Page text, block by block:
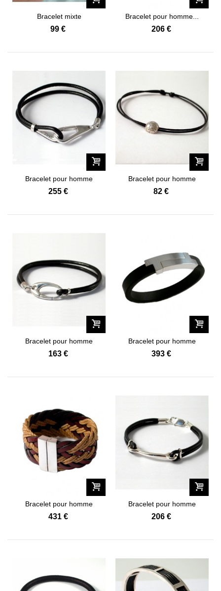
Bracelet mixte
99 €
Bracelet pour homme...
206 €
Bracelet pour homme
Varappe...
255 €
Bracelet pour homme
Sportif "134-1"
82 €
Bracelet pour homme
Varappe...
163 €
Bracelet pour homme
Epure...
393 €
Bracelet pour homme
Gladiateur...
431 €
Bracelet pour homme
Equestre...
206 €